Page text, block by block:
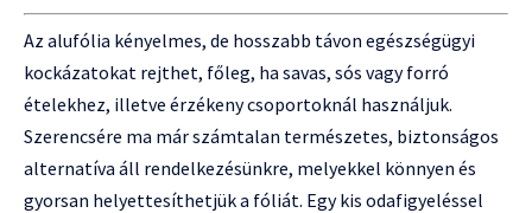
Az alufólia kényelmes, de hosszabb távon egészségügyi
kockázatokat rejthet, főleg, ha savas, sós vagy forró
ételekhez, illetve érzékeny csoportoknál használjuk.
Szerencsére ma már számtalan természetes, biztonságos
alternatíva áll rendelkezésünkre, melyekkel könnyen és
gyorsan helyettesíthetjük a fóliát. Egy kis odafigyeléssel